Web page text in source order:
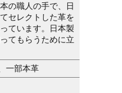
の職人の手で、日
セレクトした革を
ています。日本製
てもらうために立
一部本革